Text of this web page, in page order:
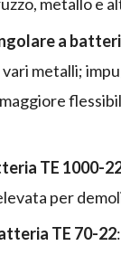
a
metalli;
TE 1000-
per
TE 70-22